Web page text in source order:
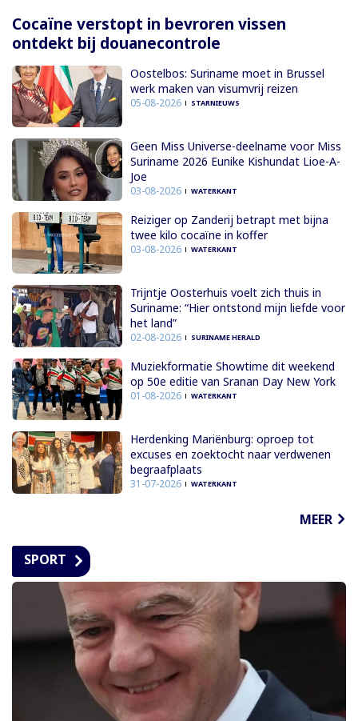
Cocaïne verstopt in bevroren vissen
ontdekt bij douanecontrole
Oostelbos: Suriname moet in Brussel
werk maken van visumvrij reizen
05-08-2026 STARNIEUWS
Geen Miss Universe-deelname voor Miss
Suriname 2026 Eunike Kishundat Lioe-A-
Joe
03-08-2026 WATERKANT
Reiziger op Zanderij betrapt met bijna
twee kilo cocaïne in koffer
03-08-2026 WATERKANT
Trijntje Oosterhuis voelt zich thuis in
Suriname: “Hier ontstond mijn liefde voor
het land”
02-08-2026 SURINAME HERALD
Muziekformatie Showtime dit weekend
op 50e editie van Sranan Day New York
01-08-2026 WATERKANT
Herdenking Mariënburg: oproep tot
excuses en zoektocht naar verdwenen
begraafplaats
31-07-2026 WATERKANT
MEER
SPORT